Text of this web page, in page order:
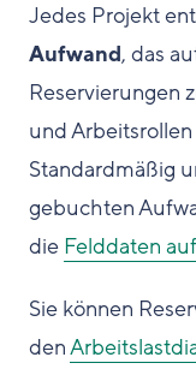
Jedes Projekt
Aufwand, das
Reservierungen
und
Standardmäßig
gebuchten
die Felddaten
Sie können
den